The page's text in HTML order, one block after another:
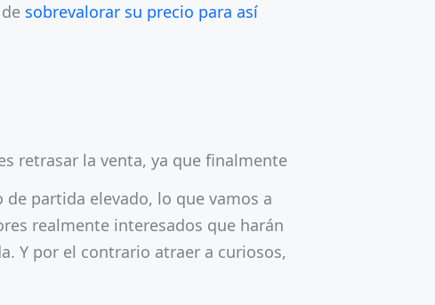
sobrevalorar su precio para así
retrasar la venta, ya que finalmente
partida elevado, lo que vamos a
realmente interesados que harán
Y por el contrario atraer a curiosos,